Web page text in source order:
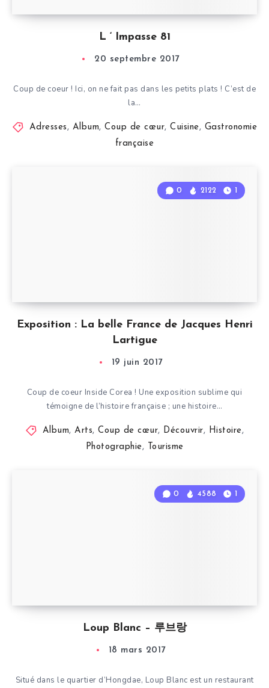
L ‘ Impasse 81
20 septembre 2017
Coup de coeur ! Ici, on ne fait pas dans les petits plats ! C’est de
la…
Adresses, Album, Coup de cœur, Cuisine, Gastronomie
française
Exposition : La belle France de Jacques Henri
Lartigue
0 2122 1
19 juin 2017
Coup de coeur Inside Corea ! Une exposition sublime qui
témoigne de l’histoire française ; une histoire…
Album, Arts, Coup de cœur, Découvrir, Histoire,
Photographie, Tourisme
Loup Blanc – 루브랑
0 4588 1
18 mars 2017
Situé dans le quartier d’Hongdae, Loup Blanc est un restaurant